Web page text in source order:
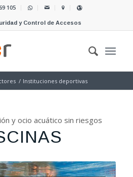
105
y Control de Accesos
/ Instituciones deportivas
y ocio acuático sin riesgos